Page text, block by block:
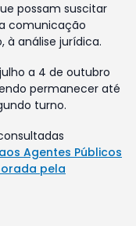
possam suscitar
comunicação
à análise jurídica.
a 4 de outubro
permanecer até
turno.
Agentes Públicos
pela